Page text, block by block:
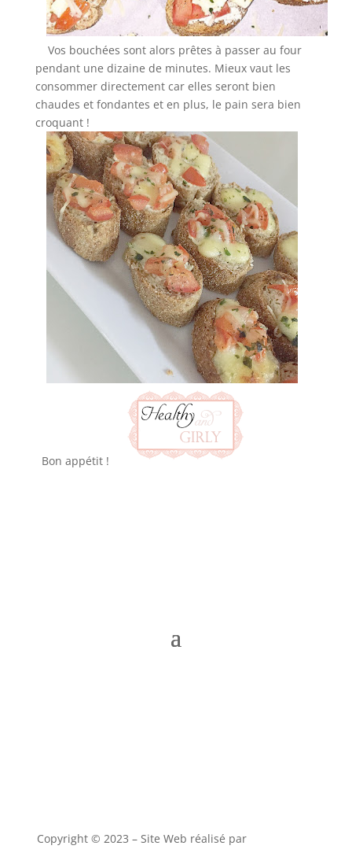
Vos bouchées sont alors prêtes à passer au four
pendant une dizaine de minutes. Mieux vaut les
consommer directement car elles seront bien
chaudes et fondantes et en plus, le pain sera bien
croquant !
Bon appétit !
Copyright © 2023 – Site Web réalisé par